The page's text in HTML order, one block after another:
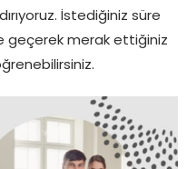
İstediğiniz süre
geçerek merak ettiğiniz